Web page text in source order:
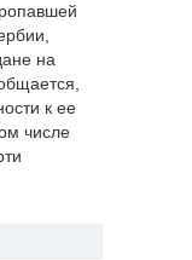
на
к ее
числе